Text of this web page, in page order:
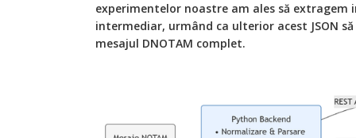
experimentelor noastre am ales să
intermediar, urmând ca ulterior acest JSON
mesajul DNOTAM complet.